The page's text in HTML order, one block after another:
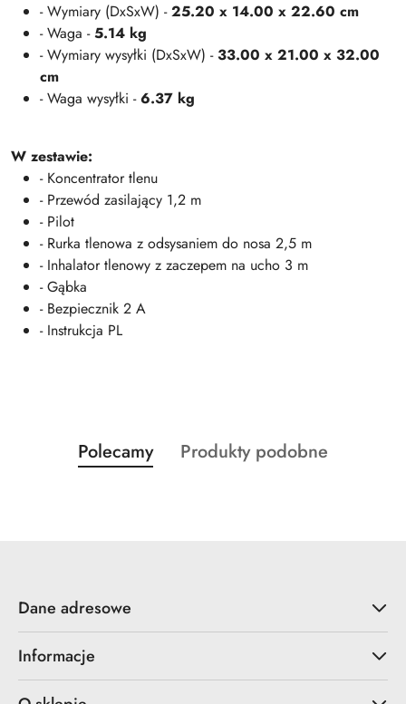
- Wymiary (DxSxW) -25.20 x 14.00 x 22.60 cm
- Waga -5.14 kg
- Wymiary wysyłki (DxSxW) -33.00 x 21.00 x 32.00
cm​​​​​​​
- Waga wysyłki -6.37 kg​​​​​​​
W zestawie:
- Koncentrator tlenu
- Przewód zasilający 1,2 m
- Pilot
- Rurka tlenowa z odsysaniem do nosa 2,5 m
- Inhalator tlenowy z zaczepem na ucho 3 m
- Gąbka
- Bezpiecznik 2 A
- Instrukcja PL
Pomiń karuzelę produktów
Produkty
o
Polecamy
Produkty
Produkty podobne
Dane adresowe
Informacje